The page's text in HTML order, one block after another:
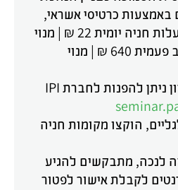
כרטיסי אשראי,
שטרות ו\או מטבעות. עלות חניה יומית 22 ₪ | מנוי
שנתי לכניסה ויציאה רב פעמית 640 ₪ | מנוי
שאלות הקשורות לחניון ניתן להפנות לחברת IPI
הוקצו מקומות חניה
לנכה, מתבקשים להגיע
לקבלת אישור לפטור